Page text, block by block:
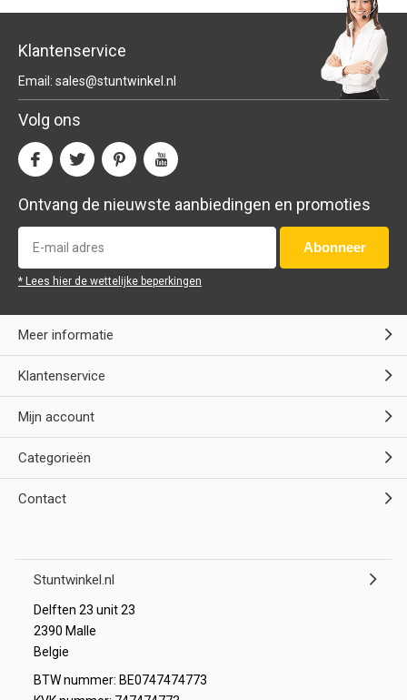
Klantenservice
Email: sales@stuntwinkel.nl
Volg ons
Ontvang de nieuwste aanbiedingen en promoties
Abonneer
* Lees hier de wettelijke beperkingen
Meer informatie
Klantenservice
Mijn account
Categorieën
Contact
Stuntwinkel.nl
Delften 23 unit 23
2390 Malle
Belgie
BTW nummer: BE0747474773